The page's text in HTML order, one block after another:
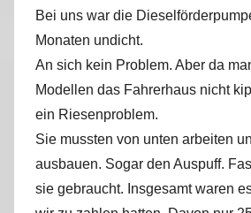
Bei uns war die
Monaten undicht.
An sich kein Problem. Aber da
Modellen das Fahrerhaus nicht
ein Riesenproblem.
Sie mussten von unten arbeiten
ausbauen. Sogar den Auspuff.
sie gebraucht. Insgesamt waren